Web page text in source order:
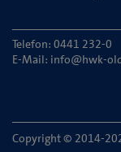
Telefon: 0441 232-0
E-Mail: info@hwk-
Copyright © 2014-